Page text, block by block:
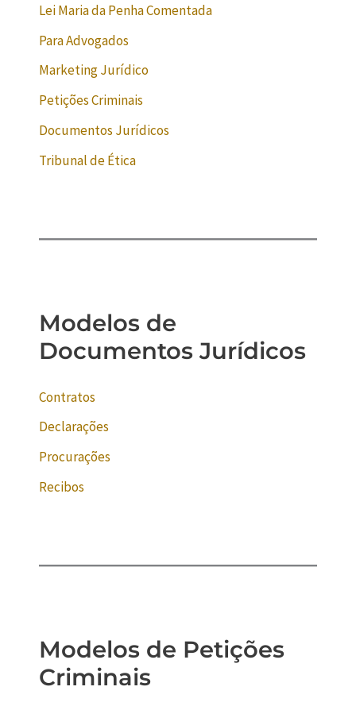
Lei Maria da Penha Comentada
Para Advogados
Marketing Jurídico
Petições Criminais
Documentos Jurídicos
Tribunal de Ética
Modelos de
Documentos Jurídicos
Contratos
Declarações
Procurações
Recibos
Modelos de Petições
Criminais